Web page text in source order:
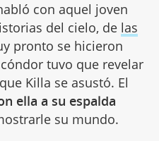
con aquel joven
del cielo, de las
pronto se hicieron
tuvo que revelar
Killa se asustó. El
ella a su espalda
su mundo.